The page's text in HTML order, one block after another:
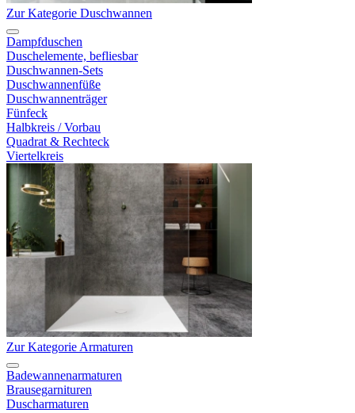
Zur Kategorie Duschwannen
Dampfduschen
Duschelemente, befliesbar
Duschwannen-Sets
Duschwannenfüße
Duschwannenträger
Fünfeck
Halbkreis / Vorbau
Quadrat & Rechteck
Viertelkreis
Zur Kategorie Armaturen
Badewannenarmaturen
Brausegarnituren
Duscharmaturen